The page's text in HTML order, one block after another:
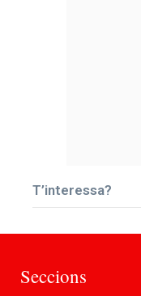
T’interessa?
Seccions